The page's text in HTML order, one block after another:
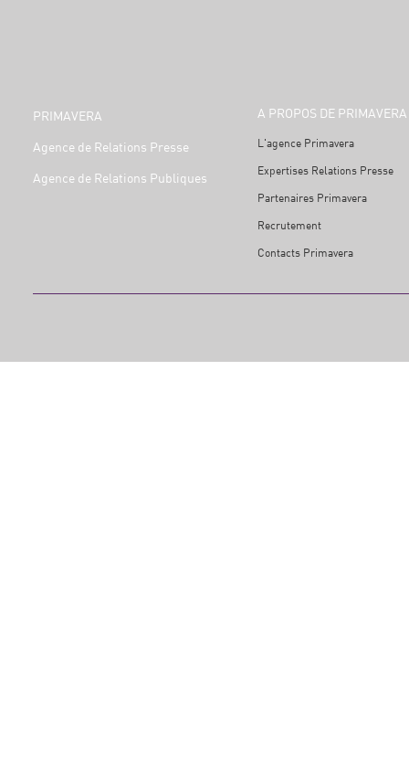
PRIMAVERA
Agence de Relations Presse
Agence de Relations Publiques
A PROPOS DE PRIMAVERA
L'agence Primavera
Expertises Relations Presse
Partenaires Primavera
Recrutement
Contacts Primavera